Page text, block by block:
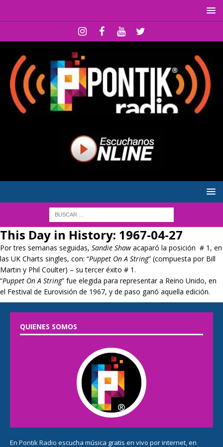
This Day in History: 1967-04-27
Por tres semanas seguidas, Sandie Shawacaparó la posición # 1, en
las UK Charts singles, con: “Puppet On A String” (compuesta por Bill
Martin y Phil Coulter) – su tercer éxito # 1.
“Puppet On A String” fue elegida para representar a Reino Unido, en
el Festival de Eurovisión de 1967, y de paso ganó aquella edición.
QUIENES SOMOS
En Pontik Radio escucha música gratis en vivo por internet, en